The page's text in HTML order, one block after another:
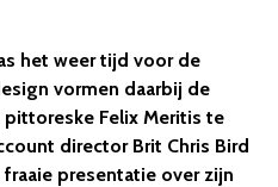
het weer tijd voor de
vormen daarbij de
Felix Meritis te
director Brit Chris Bird
presentatie over zijn